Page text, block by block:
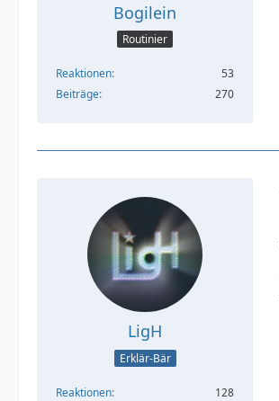
Bogilein
Routinier
Reaktionen
53
Beiträge
270
LigH
Erklär-Bär
Reaktionen
128